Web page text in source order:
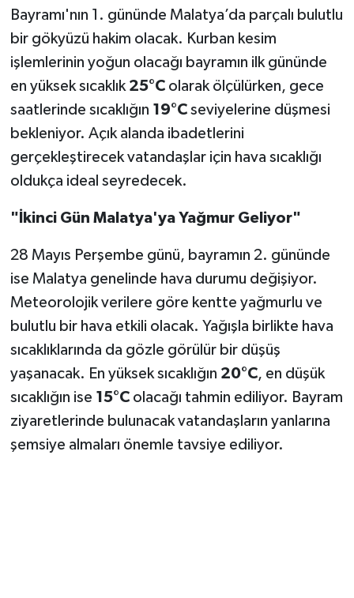
Bayramı'nın 1. gününde Malatya’da parçalı bulutlu
bir gökyüzü hakim olacak. Kurban kesim
işlemlerinin yoğun olacağı bayramın ilk gününde
en yüksek sıcaklık 25°Colarak ölçülürken, gece
saatlerinde sıcaklığın 19°Cseviyelerine düşmesi
bekleniyor. Açık alanda ibadetlerini
gerçekleştirecek vatandaşlar için hava sıcaklığı
oldukça ideal seyredecek.
"İkinci Gün Malatya'ya Yağmur Geliyor"
28 Mayıs Perşembe günü, bayramın 2. gününde
ise Malatya genelinde hava durumu değişiyor.
Meteorolojik verilere göre kentte yağmurlu ve
bulutlu bir hava etkili olacak. Yağışla birlikte hava
sıcaklıklarında da gözle görülür bir düşüş
yaşanacak. En yüksek sıcaklığın 20°C, en düşük
sıcaklığın ise 15°Colacağı tahmin ediliyor. Bayram
ziyaretlerinde bulunacak vatandaşların yanlarına
şemsiye almaları önemle tavsiye ediliyor.